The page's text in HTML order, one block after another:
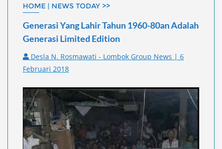
HOME | NEWS TODAY >>
Generasi Yang Lahir Tahun 1960-80an Adalah
Generasi Limited Edition
Desla N. Rosmawati - Lombok Group News | 6
Februari 2018